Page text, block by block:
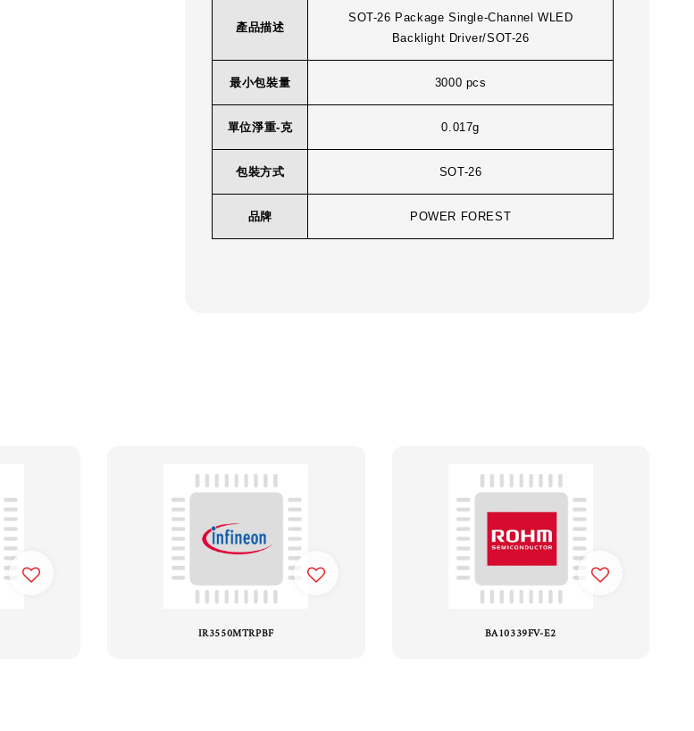
產品描述
SOT-26 Package Single-Channel WLED
Backlight Driver/SOT-26
最小包裝量 3000 pcs
單位淨重-克 0.017g
包裝方式 SOT-26
品牌 POWER FOREST
IR3550MTRPBF BA10339FV-E2